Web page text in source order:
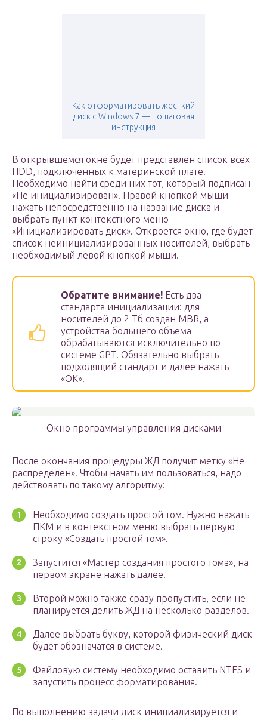
Как отформатировать жесткий
диск с Windows 7 — пошаговая
инструкция
В открывшемся окне будет представлен список всех
HDD, подключенных к материнской плате.
Необходимо найти среди них тот, который подписан
«Не инициализирован». Правой кнопкой мыши
нажать непосредственно на название диска и
выбрать пункт контекстного меню
«Инициализировать диск». Откроется окно, где будет
список неинициализированных носителей, выбрать
необходимый левой кнопкой мыши.
Обратите внимание! Есть два
стандарта инициализации: для
носителей до 2 Тб создан MBR, а
устройства большего объема
обрабатываются исключительно по
системе GPT. Обязательно выбрать
подходящий стандарт и далее нажать
«ОК».
Окно программы управления дисками
После окончания процедуры ЖД получит метку «Не
распределен». Чтобы начать им пользоваться, надо
действовать по такому алгоритму:
Необходимо создать простой том. Нужно нажать
ПКМ и в контекстном меню выбрать первую
строку «Создать простой том».
Запустится «Мастер создания простого тома», на
первом экране нажать далее.
Второй можно также сразу пропустить, если не
планируется делить ЖД на несколько разделов.
Далее выбрать букву, которой физический диск
будет обозначатся в системе.
Файловую систему необходимо оставить NTFS и
запустить процесс форматирования.
По выполнению задачи диск инициализируется и